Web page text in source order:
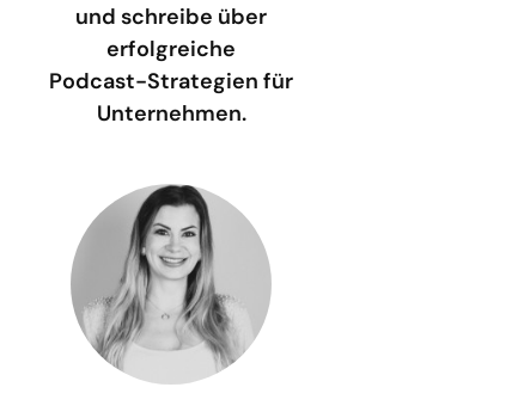
und schreibe über
erfolgreiche
Podcast-Strategien für
Unternehmen.